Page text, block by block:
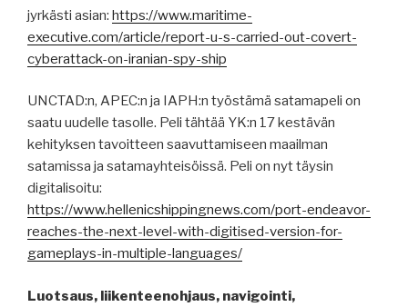
jyrkästi asian: https://www.maritime-
executive.com/article/report-u-s-carried-out-covert-
cyberattack-on-iranian-spy-ship
UNCTAD:n, APEC:n ja IAPH:n työstämä satamapeli on
saatu uudelle tasolle. Peli tähtää YK:n 17 kestävän
kehityksen tavoitteen saavuttamiseen maailman
satamissa ja satamayhteisöissä. Peli on nyt täysin
digitalisoitu:
https://www.hellenicshippingnews.com/port-endeavor-
reaches-the-next-level-with-digitised-version-for-
gameplays-in-multiple-languages/
Luotsaus, liikenteenohjaus, navigointi,